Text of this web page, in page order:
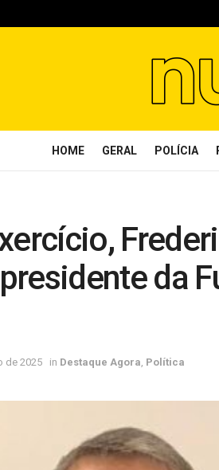
HOME GERAL POLÍCIA
da
de 2025 in Destaque Agora Política